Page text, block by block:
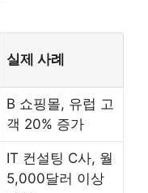
실제 사례
B 쇼핑몰, 유럽 고
객 20% 증가
IT 컨설팅 C사, 월
5,000달러 이상